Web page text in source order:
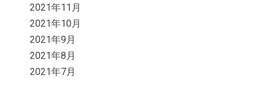
2021年11月
2021年10月
2021年9月
2021年8月
2021年7月